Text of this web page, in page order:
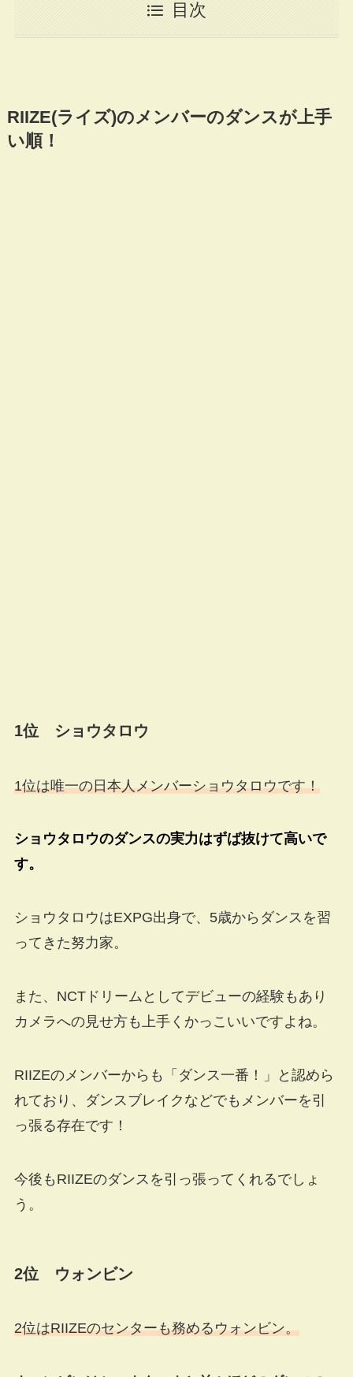
目次
RIIZE(ライズ)のメンバーのダンスが上手
い順！
1位 ショウタロウ
1位は唯一の日本人メンバーショウタロウです！
ショウタロウのダンスの実力はずば抜けて高いで
す。
ショウタロウはEXPG出身で、5歳からダンスを習
ってきた努力家。
また、NCTドリームとしてデビューの経験もあり
カメラへの見せ方も上手くかっこいいですよね。
RIIZEのメンバーからも「ダンス一番！」と認めら
れており、ダンスブレイクなどでもメンバーを引
っ張る存在です！
今後もRIIZEのダンスを引っ張ってくれるでしょ
う。
2位 ウォンビン
2位はRIIZEのセンターも務めるウォンビン。